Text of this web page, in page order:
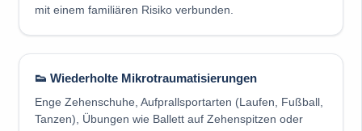
mit einem familiären Risiko verbunden.
👟 Wiederholte Mikrotraumatisierungen
Enge Zehenschuhe, Aufprallsportarten (Laufen, Fußball,
Tanzen), Übungen wie Ballett auf Zehenspitzen oder